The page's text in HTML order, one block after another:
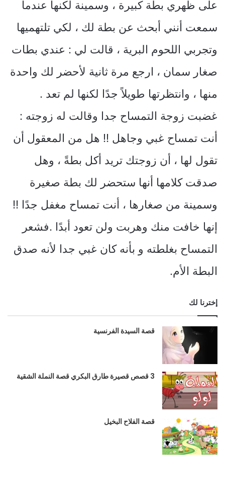
على ظهري بطة كبيرة ، وسمينة لكنها عندما
سمعت أنني أبحث عن بطة لك ، لكي تلتهميها
وتجربي اللحوم البرية ، قالت لي : عندي بطات
صغار سمان ، ارجع مرة ثانية لأحضر لك واحدة
منها ، وانتظرتها طويلاً جدًا لكنها لم تعد .
غضبت زوجة التمساح جدا وقالت له زوجته :
أنت تمساح غبي وجاهل !! هل من المعقول أن
تقول لها ، أن زوجتك تريد أكل بطةً ، وهل
صدقت كلامها أنها ستحضر لك بطة صغيرة
وسمينة من صغارها ، أنت تمساح مغفل جدًا !!
إنها خافت منك وهربت ولن تعود أبدًا .فشعر
التمساح بغلطته و بأنه كان غبي جدا لأنه صدق
البطة الأم.
إخترنا لك
قصة السيدة الفرنسية
3 قصص قصيرة طارق البكري قصة النملة الشقية
قصة الفلاح البخيل